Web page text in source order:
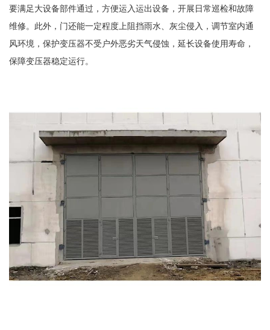
要满足大设备部件通过，方便运入运出设备，开展日常巡检和故障
维修。此外，门还能一定程度上阻挡雨水、灰尘侵入，调节室内通
风环境，保护变压器不受户外恶劣天气侵蚀，延长设备使用寿命，
保障变压器稳定运行。